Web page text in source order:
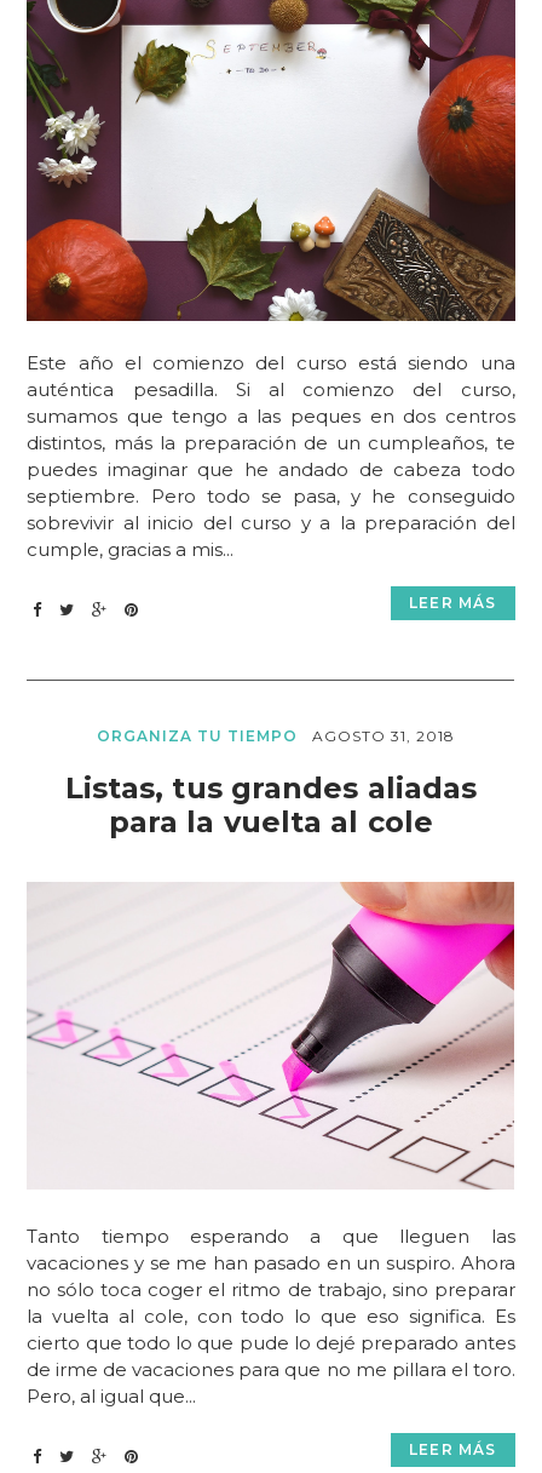
Este año el comienzo del curso está siendo una
auténtica pesadilla. Si al comienzo del curso,
sumamos que tengo a las peques en dos centros
distintos, más la preparación de un cumpleaños, te
puedes imaginar que he andado de cabeza todo
septiembre. Pero todo se pasa, y he conseguido
sobrevivir al inicio del curso y a la preparación del
cumple, gracias a mis...
LEER MÁS
ORGANIZA TU TIEMPO AGOSTO 31, 2018
Listas, tus grandes aliadas
para la vuelta al cole
Tanto tiempo esperando a que lleguen las
vacaciones y se me han pasado en un suspiro. Ahora
no sólo toca coger el ritmo de trabajo, sino preparar
la vuelta al cole, con todo lo que eso significa. Es
cierto que todo lo que pude lo dejé preparado antes
de irme de vacaciones para que no me pillara el toro.
Pero, al igual que...
LEER MÁS